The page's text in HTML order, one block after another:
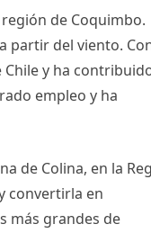
de Coquimbo.
partir del viento.
Chile y ha
empleo y ha
de Colina, en la
convertirla en
más grandes de